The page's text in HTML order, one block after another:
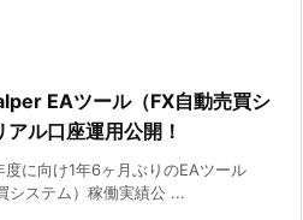
EAツール（FX自動売買シ
アル口座運用公開！
度に向け1年6ヶ月ぶりのEAツール
システム）稼働実績公 ...